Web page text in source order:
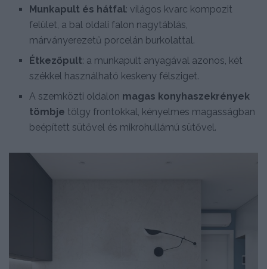
Munkapult és hátfal: világos kvarc kompozit
felület, a bal oldali falon nagytáblás,
márványerezetű porcelán burkolattal.
Étkezőpult: a munkapult anyagával azonos, két
székkel használható keskeny félsziget.
A szemközti oldalon magas konyhaszekrények
tömbje tölgy frontokkal, kényelmes magasságban
beépített sütővel és mikrohullámú sütővel.